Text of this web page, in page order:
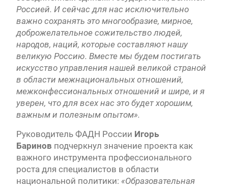
Россией. И сейчас для нас исключительно
важно сохранять это многообразие, мирное,
доброжелательное сожительство людей,
народов, наций, которые составляют нашу
великую Россию. Вместе мы будем постигать
искусство управления нашей великой страной
в области межнациональных отношений,
межконфессиональных отношений и шире, и я
уверен, что для всех нас это будет хорошим,
важным и полезным опытом».
Руководитель ФАДН России Игорь
Баринов подчеркнул значение проекта как
важного инструмента профессионального
роста для специалистов в области
национальной политики: «Образовательная